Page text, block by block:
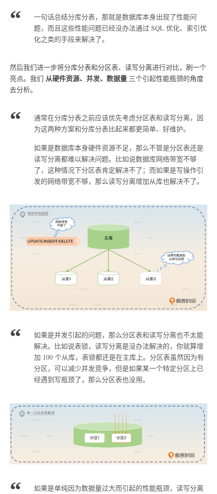
一句话总结分库分表，那就是数据库本身出现了性能问
题，而且这些性能问题已经没办法通过 SQL 优化、索引优
化之类的手段来解决了。
然后我们进一步将分库分表和分区表、读写分离进行对比，刷一个
亮点。我们 从硬件资源、并发、数据量 三个引起性能瓶颈的角度
去分析。
通常在分库分表之前应该优先考虑分区表和读写分离，因
为这两种方案和分库分表比起来都更简单、好维护。
如果是数据库本身硬件资源不足，那么不管是分区表还是
读写分离都难以解决问题。比如说数据库网络带宽不够
了，这种情况下分区表肯定解决不了；而如果是写操作引
发的网络带宽不够，那么读写分离增加从库也解决不了。
如果是并发引起的问题，那么分区表和读写分离也不太能
解决。比如说表锁，读写分离是没办法解决的，你就算增
加 100 个从库，表锁都还是在主库上。分区表虽然因为有
分区，可以减少并发竞争，但是如果某一个特定分区上已
经遇到写瓶颈了，那么分区表也没用。
如果是单纯因为数据量过大而引起的性能瓶颈，读写分离